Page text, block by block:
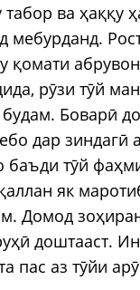
ва ҳаққу
мебурданд.
қомати
рӯзи тӯй
будам. Боварӣ
дар зиндагӣ
тӯй
як
Домод
доштааст.
пас аз тӯйи